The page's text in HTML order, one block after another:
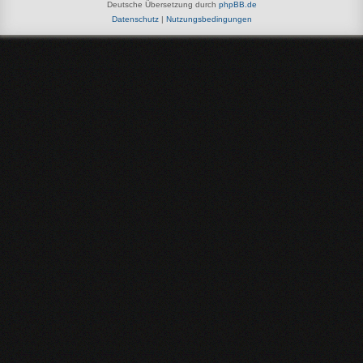
Deutsche Übersetzung durch phpBB.de
Datenschutz| Nutzungsbedingungen